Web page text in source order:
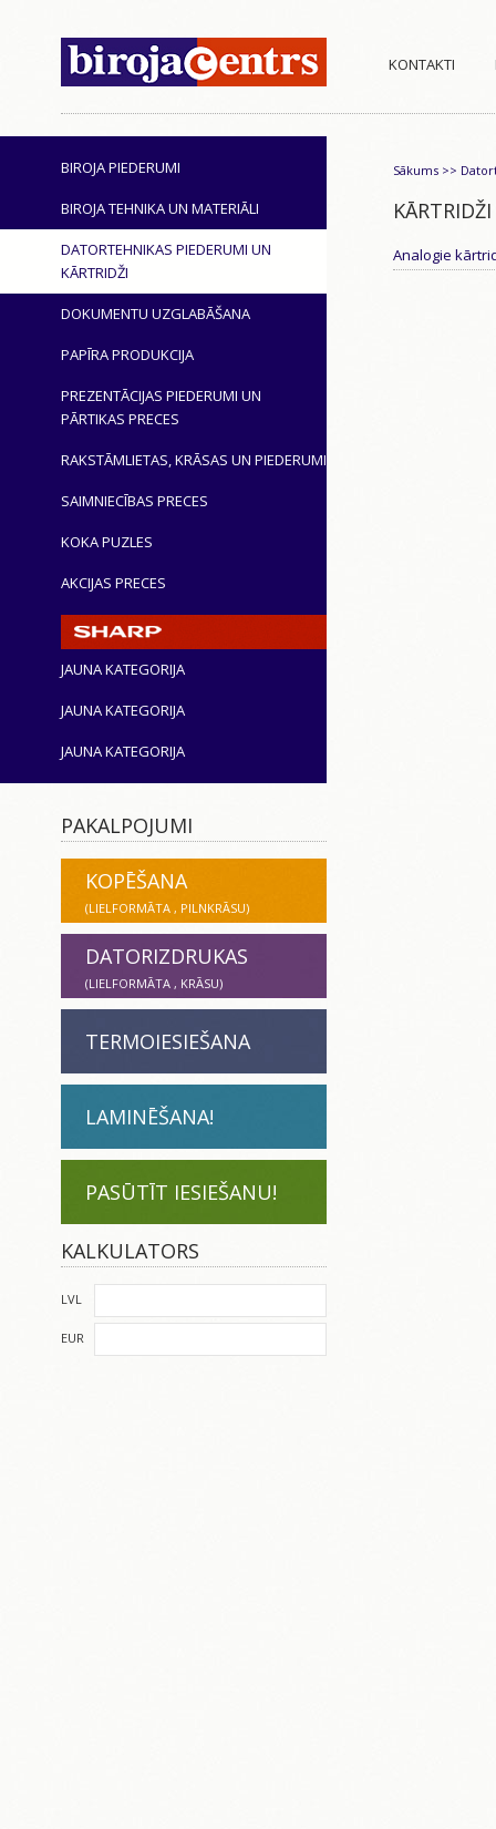
KONTAKTI
BIROJA PIEDERUMI
BIROJA TEHNIKA UN MATERIĀLI
DATORTEHNIKAS PIEDERUMI UN
KĀRTRIDŽI
DOKUMENTU UZGLABĀŠANA
PAPĪRA PRODUKCIJA
PREZENTĀCIJAS PIEDERUMI UN
PĀRTIKAS PRECES
RAKSTĀMLIETAS, KRĀSAS UN PIEDERUMI
SAIMNIECĪBAS PRECES
KOKA PUZLES
AKCIJAS PRECES
JAUNA KATEGORIJA
JAUNA KATEGORIJA
JAUNA KATEGORIJA
Sākums >>
KĀRTRIDŽI
Analogie
PAKALPOJUMI
KOPĒŠANA
(LIELFORMĀTA , PILNKRĀSU)
DATORIZDRUKAS
(LIELFORMĀTA , KRĀSU)
TERMOIESIEŠANA
LAMINĒŠANA!
PASŪTĪT IESIEŠANU!
KALKULATORS
LVL
EUR